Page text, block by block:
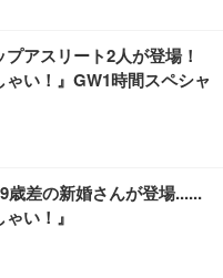
アスリート2人が登場！
ゃい！』GW1時間スペシャ
歳差の新婚さんが登場......
い！』